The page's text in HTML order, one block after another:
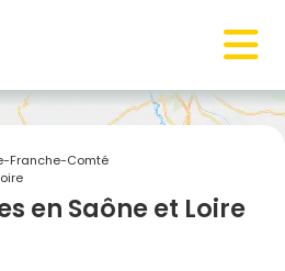
Franche-Comté
en Saône et Loire